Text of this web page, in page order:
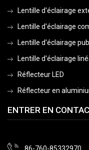
Lentille d'éclairage
Lentille d'éclairage
Lentille d'éclairage
Lentille d'éclairage
Réflecteur LED
Réflecteur en
ENTRER EN
86-760-85332970